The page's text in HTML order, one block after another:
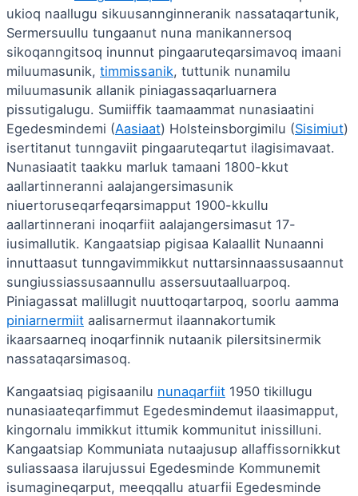
ukioq naallugu sikuusannginneranik nassataqartunik,
Sermersuullu tungaanut nuna manikannersoq
sikoqanngitsoq inunnut pingaaruteqarsimavoq imaani
miluumasunik, timmissanik, tuttunik nunamilu
miluumasunik allanik piniagassaqarluarnera
pissutigalugu. Sumiiffik taamaammat nunasiaatini
Egedesmindemi (Aasiaat) Holsteinsborgimilu (Sisimiut)
isertitanut tunngaviit pingaaruteqartut ilagisimavaat.
Nunasiaatit taakku marluk tamaani 1800-kkut
aallartinneranni aalajangersimasunik
niuertoruseqarfeqarsimapput 1900-kkullu
aallartinnerani inoqarfiit aalajangersimasut 17-
iusimallutik. Kangaatsiap pigisaa Kalaallit Nunaanni
innuttaasut tunngavimmikkut nuttarsinnaassusaannut
sungiussiassusaannullu assersuutaalluarpoq.
Piniagassat malillugit nuuttoqartarpoq, soorlu aamma
piniarnermiit aalisarnermut ilaannakortumik
ikaarsaarneq inoqarfinnik nutaanik pilersitsinermik
nassataqarsimasoq.
Kangaatsiaq pigisaanilu nunaqarfiit 1950 tikillugu
nunasiaateqarfimmut Egedesmindemut ilaasimapput,
kingornalu immikkut ittumik kommunitut inissilluni.
Kangaatsiap Kommuniata nutaajusup allaffissornikkut
suliassaasa ilarujussui Egedesminde Kommunemit
isumagineqarput, meeqqallu atuarfii Egedesminde